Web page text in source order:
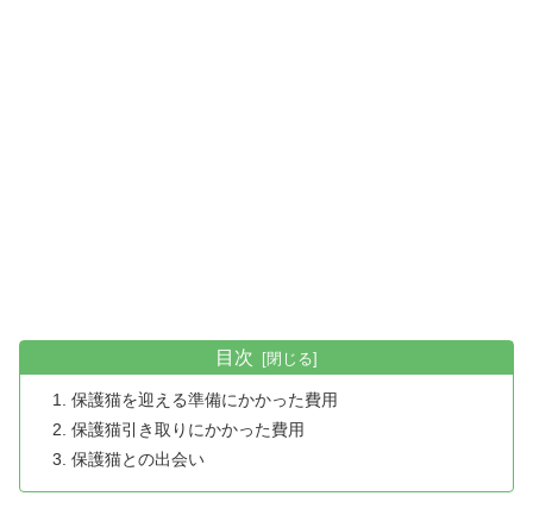
目次
保護猫を迎える準備にかかった費用
保護猫引き取りにかかった費用
保護猫との出会い